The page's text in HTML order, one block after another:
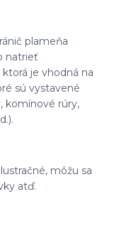
plameňa
natrieť
je vhodná na
sú vystavené
komínové rúry,
môžu sa
atď.